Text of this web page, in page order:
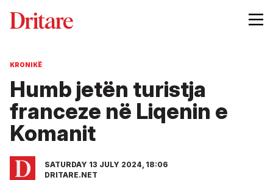
KRONIKË
Humb jetën turistja
franceze në Liqenin e
Komanit
SATURDAY 13 JULY 2024, 18:06
DRITARE.NET